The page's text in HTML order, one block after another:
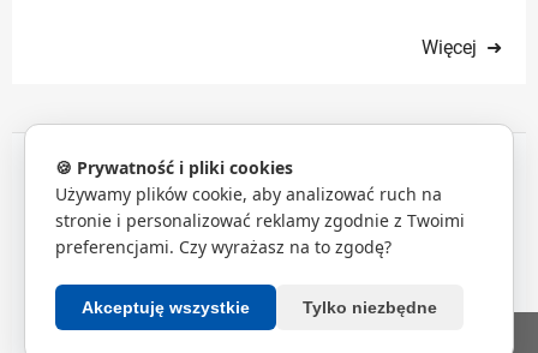
Więcej ➜
Privacy Policy About Us
© 2026
RADWAG Balances and Scales.
All rights reserved.
🍪 Prywatność i pliki cookies
Używamy plików cookie, aby analizować ruch na
stronie i personalizować reklamy zgodnie z Twoimi
preferencjami. Czy wyrażasz na to zgodę?
Akceptuję wszystkie Tylko niezbędne